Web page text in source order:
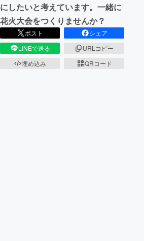
にしたいと考えています。一緒に
花火大会をつくりませんか？
ポスト
シェア
LINEで送る
URLコピー
埋め込み
QRコード